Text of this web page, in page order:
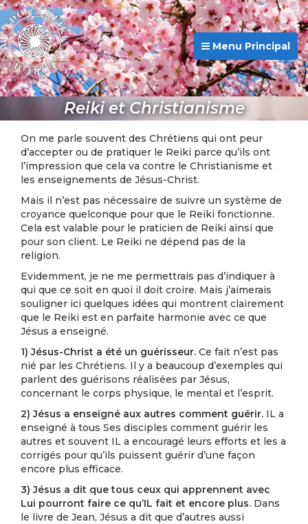
Menu Principal
Reiki et Christianisme
On me parle souvent des Chrétiens qui ont peur
d’accepter ou de pratiquer le Reiki parce qu’ils ont
l’impression que cela va contre le Christianisme et
les enseignements de Jésus-Christ.
Mais il n’est pas nécessaire de suivre un système de
croyance quelconque pour que le Reiki fonctionne.
Cela est valable pour le praticien de Reiki ainsi que
pour son client. Le Reiki ne dépend pas de la
religion.
Evidemment, je ne me permettrais pas d’indiquer à
qui que ce soit en quoi il doit croire. Mais j’aimerais
souligner ici quelques idées qui montrent clairement
que le Reiki est en parfaite harmonie avec ce que
Jésus a enseigné.
1) Jésus-Christ a été un guérisseur. Ce fait n’est pas
nié par les Chrétiens. Il y a beaucoup d’exemples qui
parlent des guérisons réalisées par Jésus,
concernant le corps physique, le mental et l’esprit.
2) Jésus a enseigné aux autres comment guérir. IL a
enseigné à tous Ses disciples comment guérir les
autres et souvent IL a encouragé leurs efforts et les a
corrigés pour qu’ils puissent guérir d’une façon
encore plus efficace.
3) Jésus a dit que tous ceux qui apprennent avec
Lui pourront faire ce qu’IL fait et encore plus. Dans
le livre de Jean, Jésus a dit que d’autres aussi